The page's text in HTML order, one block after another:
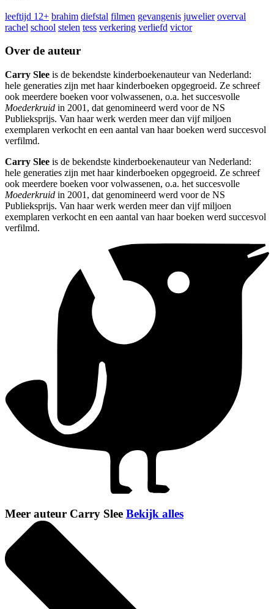
leeftijd 12+ brahim diefstal filmen gevangenis juwelier overval
rachel school stelen tess verkering verliefd victor
Over de auteur
Carry Slee is de bekendste kinderboekenauteur van Nederland:
hele generaties zijn met haar kinderboeken opgegroeid. Ze schreef
ook meerdere boeken voor volwassenen, o.a. het succesvolle
Moederkruid in 2001, dat genomineerd werd voor de NS
Publieksprijs. Van haar werk werden meer dan vijf miljoen
exemplaren verkocht en een aantal van haar boeken werd succesvol
verfilmd.
Carry Slee is de bekendste kinderboekenauteur van Nederland:
hele generaties zijn met haar kinderboeken opgegroeid. Ze schreef
ook meerdere boeken voor volwassenen, o.a. het succesvolle
Moederkruid in 2001, dat genomineerd werd voor de NS
Publieksprijs. Van haar werk werden meer dan vijf miljoen
exemplaren verkocht en een aantal van haar boeken werd succesvol
verfilmd.
Meer auteur Carry Slee Bekijk alles